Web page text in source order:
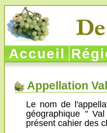
Accueil
Appellation
Le nom de
géographique "
présent cahier des